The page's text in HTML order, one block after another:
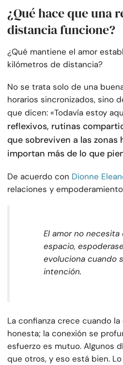
¿Qué hace que una
distancia funcione?
¿Qué mantiene el amor
kilómetros de distancia?
No se trata solo de una
horarios sincronizados, sino
que dicen: «Todavía estoy
reflexivos, rutinas
que sobreviven a las zonas
importan más de lo que
De acuerdo con Dionne
relaciones y
El amor no
espacio, espodera
evoluciona cuando
intención.
La confianza crece cuando
honesta; la conexión se
esfuerzo es mutuo. Algunos
que otros, y eso está bien.